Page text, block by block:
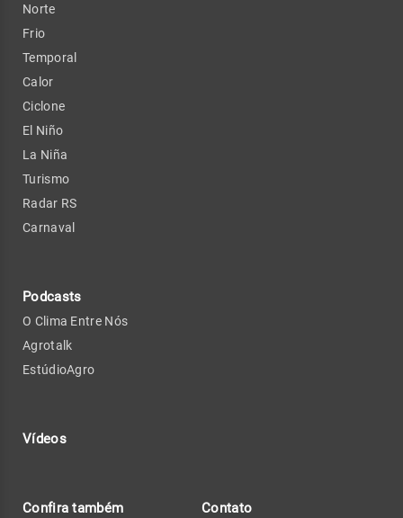
Norte
Frio
Temporal
Calor
Ciclone
El Niño
La Niña
Turismo
Radar RS
Carnaval
Podcasts
O Clima Entre Nós
Agrotalk
EstúdioAgro
Vídeos
Confira também Contato